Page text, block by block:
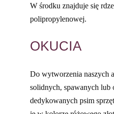
W środku znajduje się
polipropylenowej.
OKUCIA
Do wytworzenia naszych
solidnych, spawanych lub
dedykowanych psim